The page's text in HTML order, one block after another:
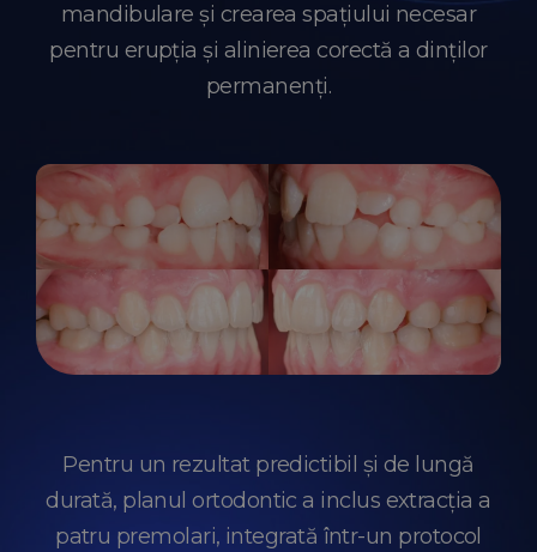
mandibulare și crearea spațiului necesar
pentru erupția și alinierea corectă a dinților
permanenți.
Pentru un rezultat predictibil și de lungă
durată, planul ortodontic a inclus extracția a
patru premolari, integrată într-un protocol